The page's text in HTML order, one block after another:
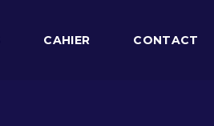
CAHIER CONTACT